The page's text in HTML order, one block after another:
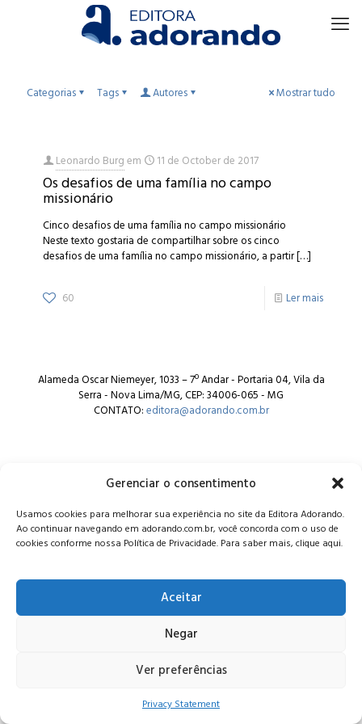
Gerenciar o consentimento
Usamos cookies para melhorar sua experiência no site da Editora Adorando.
Ao continuar navegando em adorando.com.br, você concorda com o uso de
cookies conforme nossa Política de Privacidade. Para saber mais, clique aqui.
Aceitar
Negar
Ver preferências
Privacy Statement
Categorias Tags Autores Mostrar tudo
Leonardo Burgem 11 de October de 2017
Os desafios de uma família no campo
missionário
Cinco desafios de uma família no campo missionário
Neste texto gostaria de compartilhar sobre os cinco
desafios de uma família no campo missionário, a partir[…]
60 Ler mais
Alameda Oscar Niemeyer, 1033 – 7º Andar - Portaria 04, Vila da
Serra - Nova Lima/MG, CEP: 34006-065 - MG
CONTATO:editora@adorando.com.br
© Editora Adorando 2026. Todos os direitos reservados.
Consulte nossapolítica de privacidade.